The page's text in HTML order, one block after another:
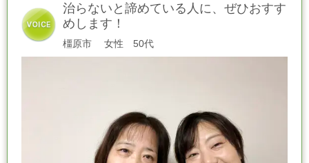
治らないと諦めている人に、ぜひおすす
めします！
橿原市 女性 50代